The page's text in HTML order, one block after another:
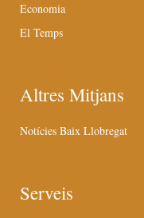
Economia
El Temps
Altres Mitjans
Notícies Baix Llobregat
Serveis